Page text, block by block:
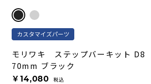
カスタマイズパーツ
モリワキ ステップバーキット D8
70mm ブラック
￥14,080 税込